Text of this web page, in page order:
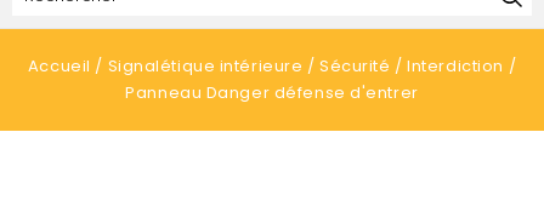
Accueil Signalétique intérieure Sécurité
Interdiction
Panneau Danger défense d'entrer